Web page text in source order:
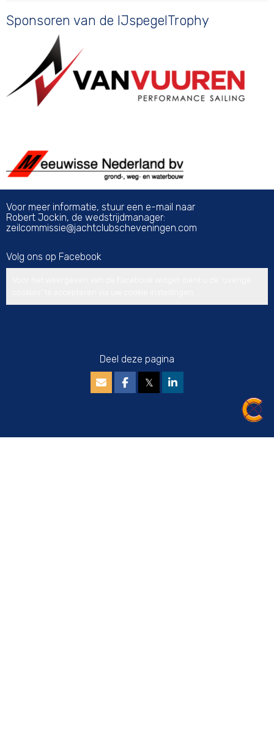
Sponsoren van de IJspegelTrophy
Voor meer informatie, stuur een e-mail naar
Robert Jockin, de wedstrijdmanager:
eissimmocliez@jachtclubscheveningen.com
Volg ons op Facebook
Deel deze pagina
𝕏